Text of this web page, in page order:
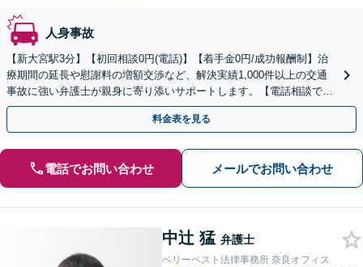
人身事故
【新大宮駅3分】【初回相談0円(電話)】【着手金0円/成功報酬制】治
療期間の延長や慰謝料の増額交渉など、解決実績1,000件以上の交通
事故に強い弁護士が親身に寄り添いサポートします。【電話相談でご
契約まで対応可/来所不要】
料金表を見る
電話でお問い合わせ メールでお問い合わせ
中辻 猛 弁護士
ベリーベスト法律事務所 奈良オフィス